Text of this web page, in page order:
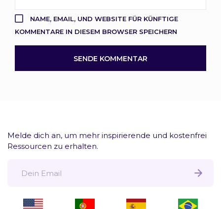
NAME, EMAIL, UND WEBSITE FÜR KÜNFTIGE
KOMMENTARE IN DIESEM BROWSER SPEICHERN
Melde dich an, um mehr inspirierende und kostenfrei
Ressourcen zu erhalten.